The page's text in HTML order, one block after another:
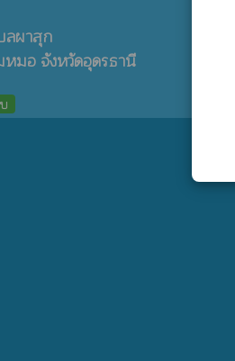
ลผาสุก
หมอ จังหวัดอุดรธานี